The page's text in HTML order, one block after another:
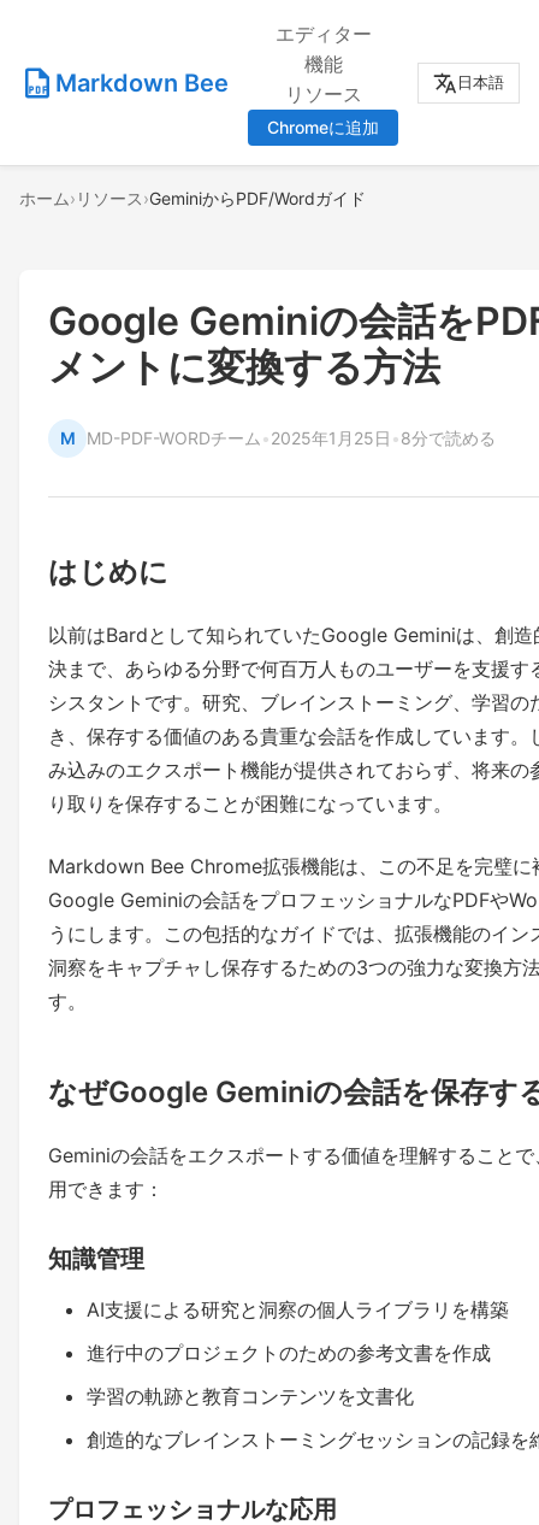
Markdown Bee
エディター
機能
リソース
Chromeに追加
日本語
ホーム› リソース›GeminiからPDF/Wordガイド
Google Geminiの会話を
メントに変換する方法
M MD-PDF-WORDチーム •2025年1月25日 •8分で読める
はじめに
以前はBardとして知られていたGoogle Geminiは、創
決まで、あらゆる分野で何百万人ものユーザーを支援
シスタントです。研究、ブレインストーミング、学習
き、保存する価値のある貴重な会話を作成しています
み込みのエクスポート機能が提供されておらず、将来
り取りを保存することが困難になっています。
Markdown Bee Chrome拡張機能は、この不足を完璧に
Google Geminiの会話をプロフェッショナルなPDFや
うにします。この包括的なガイドでは、拡張機能のイ
洞察をキャプチャし保存するための3つの強力な変換方
す。
なぜGoogle Geminiの会話を保存す
Geminiの会話をエクスポートする価値を理解すること
用できます：
知識管理
AI支援による研究と洞察の個人ライブラリを構築
進行中のプロジェクトのための参考文書を作成
学習の軌跡と教育コンテンツを文書化
創造的なブレインストーミングセッションの記録を
プロフェッショナルな応用